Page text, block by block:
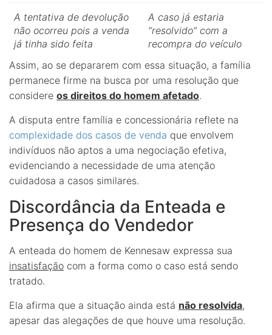
A tentativa de devolução
não ocorreu pois a venda
já tinha sido feita
A caso já estaria
“resolvido” com a
recompra do veículo
Assim, ao se depararem com essa situação, a família
permanece firme na busca por uma resolução que
considere os direitos do homem afetado.
A disputa entre família e concessionária reflete na
complexidade dos casos de venda que envolvem
indivíduos não aptos a uma negociação efetiva,
evidenciando a necessidade de uma atenção
cuidadosa a casos similares.
Discordância da Enteada e
Presença do Vendedor
A enteada do homem de Kennesaw expressa sua
insatisfação com a forma como o caso está sendo
tratado.
Ela afirma que a situação ainda está não resolvida,
apesar das alegações de que houve uma resolução.